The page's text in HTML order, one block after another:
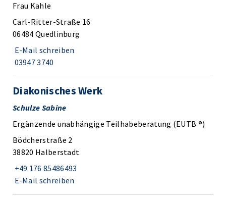
Frau Kahle
Carl-Ritter-Straße 16
06484 Quedlinburg
E-Mail schreiben
03947 3740
Diakonisches Werk
Schulze Sabine
Ergänzende unabhängige Teilhabeberatung (EUTB ®)
Bödcherstraße 2
38820 Halberstadt
+49 176 85486493
E-Mail schreiben